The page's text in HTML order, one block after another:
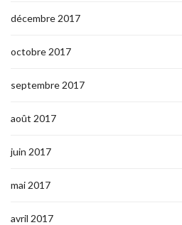
décembre 2017
octobre 2017
septembre 2017
août 2017
juin 2017
mai 2017
avril 2017